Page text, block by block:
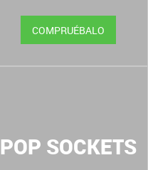
COMPRUÉBALO
POP SOCKETS